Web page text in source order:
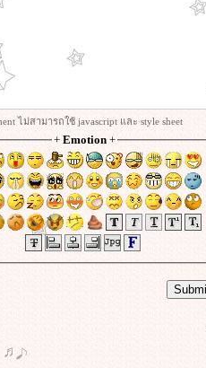
ไม่สามารถใช้ javascript และ style sheet
+ Emotion+